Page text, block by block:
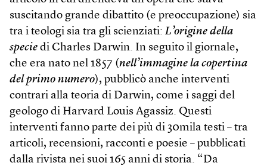
suscitando grande dibattito (e preoccupazione) sia
tra i teologi sia tra gli scienziati: L’origine della
specie di Charles Darwin. In seguito il giornale,
che era nato nel 1857 (nell’immagine la copertina
del primo numero), pubblicò anche interventi
contrari alla teoria di Darwin, come i saggi del
geologo di Harvard Louis Agassiz. Questi
interventi fanno parte dei più di 30mila testi – tra
articoli, recensioni, racconti e poesie – pubblicati
dalla rivista nei suoi 165 anni di storia. “Da